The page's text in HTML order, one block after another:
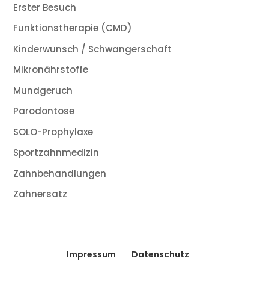
Erster Besuch
Funktionstherapie (CMD)
Kinderwunsch / Schwangerschaft
Mikronährstoffe
Mundgeruch
Parodontose
SOLO-Prophylaxe
Sportzahnmedizin
Zahnbehandlungen
Zahnersatz
Impressum Datenschutz